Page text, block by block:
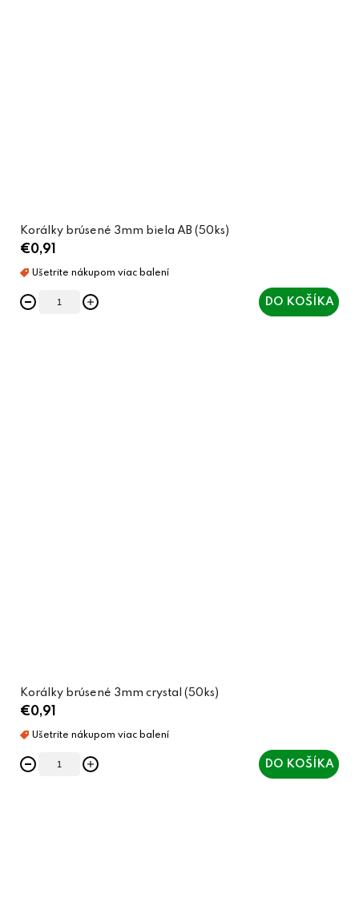
Korálky brúsené 3mm biela AB (50ks)
€0,91
DO KOŠÍKA
Korálky brúsené 3mm crystal (50ks)
€0,91
DO KOŠÍKA